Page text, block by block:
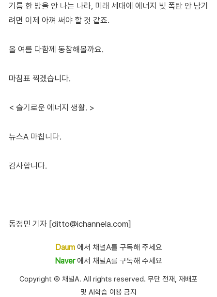
기름 한 방울 안 나는 나라, 미래 세대에 에너지 빚 폭탄 안 남기
려면 이제 아껴 써야 할 것 같죠.
올 여름 다함께 동참해볼까요.
마침표 찍겠습니다.
< 슬기로운 에너지 생활. >
뉴스A 마칩니다.
감사합니다.
동정민 기자 [ditto@ichannela.com]
Daum에서 채널A를 구독해 주세요
Naver에서 채널A를 구독해 주세요
Copyright Ⓒ 채널A. All rights reserved. 무단 전재, 재배포
및 AI학습 이용 금지